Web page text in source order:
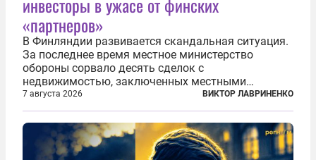
«партнеров»
В Финляндии развивается скандальная ситуация.
За последнее время местное министерство
обороны сорвало десять сделок с
недвижимостью, заключенных местными
фирмами с китайским капиталом. Чиновники
заявили, что они могли заключаться с целью
создания в Финляндии шпионской сети, чтобы
следить за...
7 августа 2026 ВИКТОР ЛАВРИНЕНКО